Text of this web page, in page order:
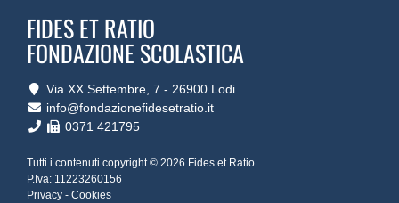
FIDES ET RATIO
FONDAZIONE SCOLASTICA
Via XX Settembre, 7 ‐ 26900 Lodi
info@fondazionefidesetratio.it
0371 421795
Tutti i contenuti copyright © 2026 Fides et Ratio
P.Iva: 11223260156
Privacy - Cookies